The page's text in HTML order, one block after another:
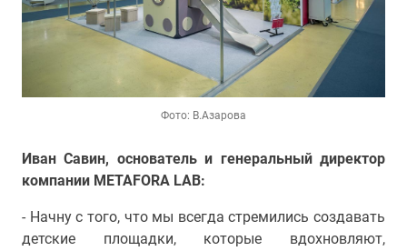
Фото: В.Азарова
Иван Савин, основатель и генеральный директор
компании METAFORA LAB:
- Начну с того, что мы всегда стремились создавать
детские площадки, которые вдохновляют,